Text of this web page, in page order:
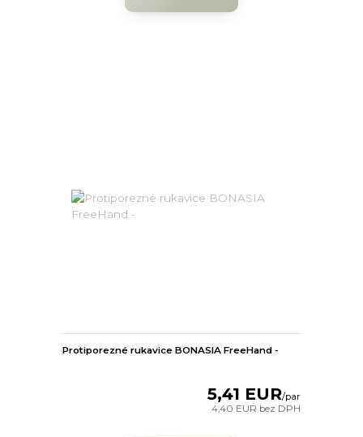
Protiporezné rukavice BONASIA FreeHand -
5,41 EUR/par
4,40 EUR bez DPH